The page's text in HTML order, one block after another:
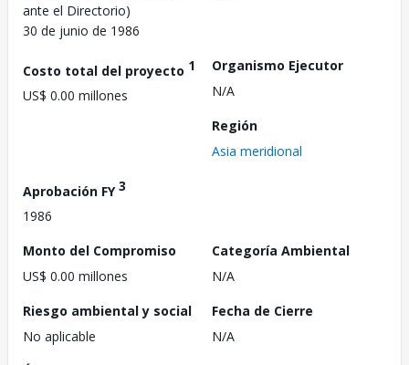
ante el Directorio)
30 de junio de 1986
Costo total del proyecto 1
US$ 0.00 millones
Organismo Ejecutor
N/A
Región
Asia meridional
Aprobación FY3
1986
Monto del Compromiso
US$ 0.00 millones
Categoría Ambiental
N/A
Riesgo ambiental y social
No aplicable
Fecha de Cierre
N/A